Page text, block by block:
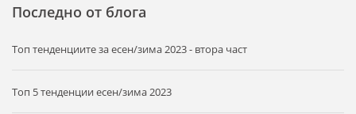
Последно от блога
Tоп тенденциите за есен/зима 2023 - втора част
Топ 5 тенденции есен/зима 2023